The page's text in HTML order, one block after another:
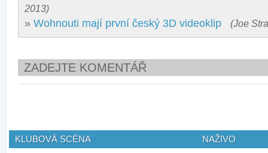
2013)
» Wohnouti mají první český 3D videoklip (Joe
ZADEJTE KOMENTÁŘ
KLUBOVÁ SCÉNA NAŽIVO